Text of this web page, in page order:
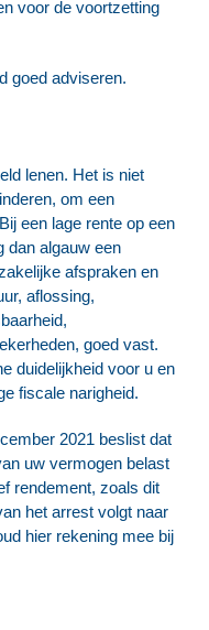
voor de voortzetting
goed adviseren.
lenen. Het is niet
om een
een lage rente op een
dan algauw een
afspraken en
aflossing,
goed vast.
duidelijkheid voor u en
fiscale narigheid.
2021 beslist dat
uw vermogen belast
rendement, zoals dit
het arrest volgt naar
hier rekening mee bij